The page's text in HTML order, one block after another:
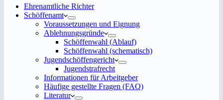
Ehrenamtliche Richter
Schöffenamt
Voraussetzungen und Eignung
Ablehnungsgründe
Schöffenwahl (Ablauf)
Schöffenwahl (schematisch)
Jugendschöffengericht
Jugendstrafrecht
Informationen für Arbeitgeber
Häufige gestellte Fragen (FAQ)
Literatur